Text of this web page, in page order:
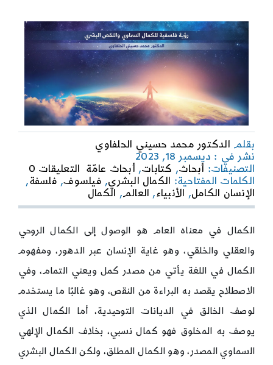
بقلم الدكتور محمد حسيني الحلفاوي
نشر في : ديسمبر 18, 2023
التصنيفات: أبحاث, كتابات,أبحاث عامّة التعليقات 0
رؤية
للكمال
الكلمات المفتاحية: الكمال البشري, فيلسوف, فلسفة,
الإنسان الكامل, الأنبياء, العالم, الكمال
الكمال في معناه العام هو الوصول إلى الكمال الروحي
والعقلي والخلقي، وهو غاية الإنسان عبر الدهور، ومفهوم
الكمال في اللغة يأتي من مصدر كمل ويعني التمام، وفي
الاصطلاح يقصد به البراءة من النقص، وهو غالبًا ما يستخدم
لوصف الخالق في الديانات التوحيدية، أما الكمال الذي
يوصف به المخلوق فهو كمال نسبي، بخلاف الكمال الإلهي
السماوي المصدر، وهو الكمال المطلق، ولكن الكمال البشري